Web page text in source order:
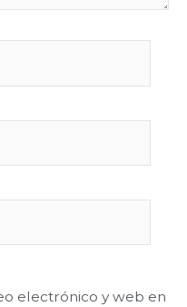
electrónico y web en